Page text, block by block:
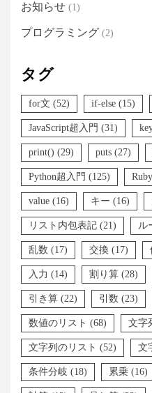
お知らせ (1)
プログラミング (2)
タグ
for文 (52) if-else (15)
JavaScript超入門 (31)
print() (29) puts (27)
Python超入門 (125) Ruby
value (16) キー (16)
リスト内包表記 (21) ル
乱数 (17) 交換 (17)
入力 (14) 割り算 (28)
引き算 (22) 引数 (23)
数値のリスト (68) 文字
文字列のリスト (52) 文
条件分岐 (18) 累乗 (16)